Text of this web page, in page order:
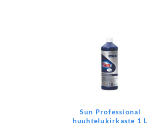
Sun Professional
huuhtelukirkaste 1 L